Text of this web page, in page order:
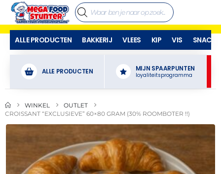
ALLE PRODUCTEN BAKKERIJ VLEES KIP VIS SNACKS
ALLE PRODUCTEN MIJN SPAARPUNTEN
loyaliteitsprogramma
WINKEL
OUTLET
CROISSANT “EXCLUSIEVE” 60×80 GRAM (30% ROOMBOTER !!)